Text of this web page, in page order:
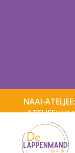
NAAI-
ATELJEE: